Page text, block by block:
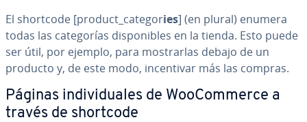
El shortcode [product_categories] (en plural) enumera
todas las ca­te­go­rías di­s­po­ni­bles en la tienda. Esto puede
ser útil, por ejemplo, para mo­s­trar­las debajo de un
producto y, de este modo, in­ce­n­ti­var más las compras.
Páginas in­di­vi­dua­les de Woo­Co­m­me­r­ce a
través de shortcode